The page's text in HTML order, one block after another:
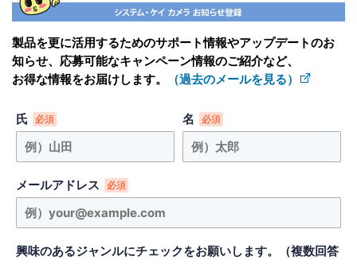
製品を更に活用するためのサポート情報やアップデートのお
知らせ、応募可能なキャンペーン情報のご紹介など、
お得な情報をお届けします。
（過去のメールを見る）
氏 必須 名 必須
メールアドレス 必須
興味のあるジャンルにチェックをお願いします。（複数回答